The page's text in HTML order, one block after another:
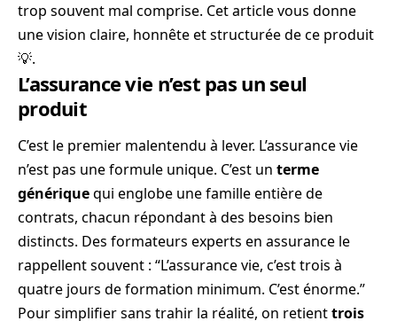
trop souvent mal comprise. Cet article vous donne
une vision claire, honnête et structurée de ce produit
💡.
L’assurance vie n’est pas un seul
produit
C’est le premier malentendu à lever. L’assurance vie
n’est pas une formule unique. C’est un terme
génériquequi englobe une famille entière de
contrats, chacun répondant à des besoins bien
distincts. Des formateurs experts en assurance le
rappellent souvent : “L’assurance vie, c’est trois à
quatre jours de formation minimum. C’est énorme.”
Pour simplifier sans trahir la réalité, on retienttrois